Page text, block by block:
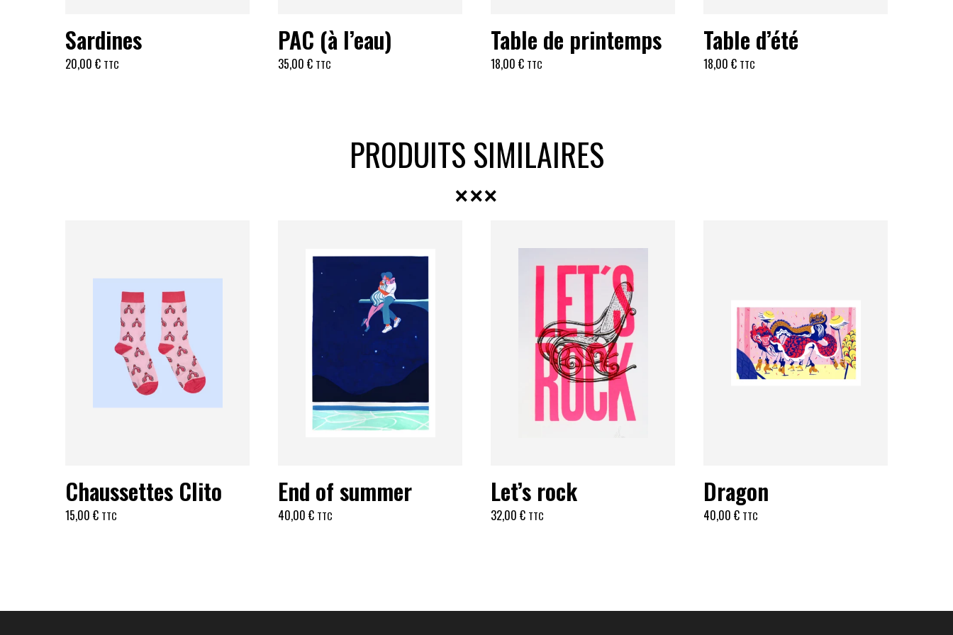
Sardines
20,00 € TTC
PAC (à l’eau)
35,00 € TTC
Table de printemps
18,00 € TTC
Table d’été
18,00 € TTC
PRODUITS SIMILAIRES
Chaussettes Clito
15,00 € TTC
End of summer
40,00 € TTC
Let’s rock
32,00 € TTC
Dragon
40,00 € TTC